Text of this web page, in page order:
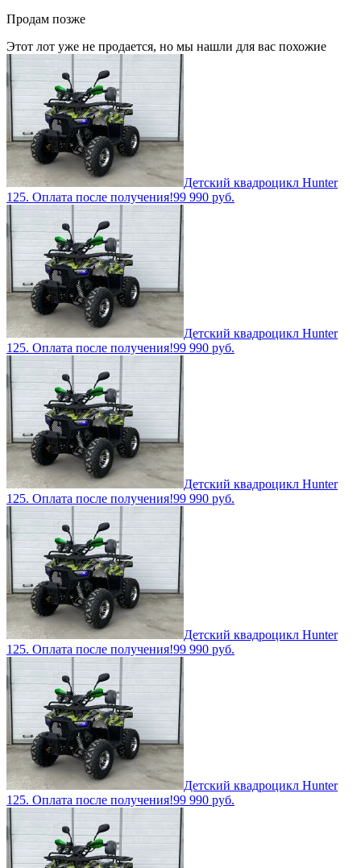
Продам позже
Этот лот уже не продается, но мы нашли для вас похожие
Детский квадроцикл Hunter
125. Оплата после получения!99 990 руб.
Детский квадроцикл Hunter
125. Оплата после получения!99 990 руб.
Детский квадроцикл Hunter
125. Оплата после получения!99 990 руб.
Детский квадроцикл Hunter
125. Оплата после получения!99 990 руб.
Детский квадроцикл Hunter
125. Оплата после получения!99 990 руб.